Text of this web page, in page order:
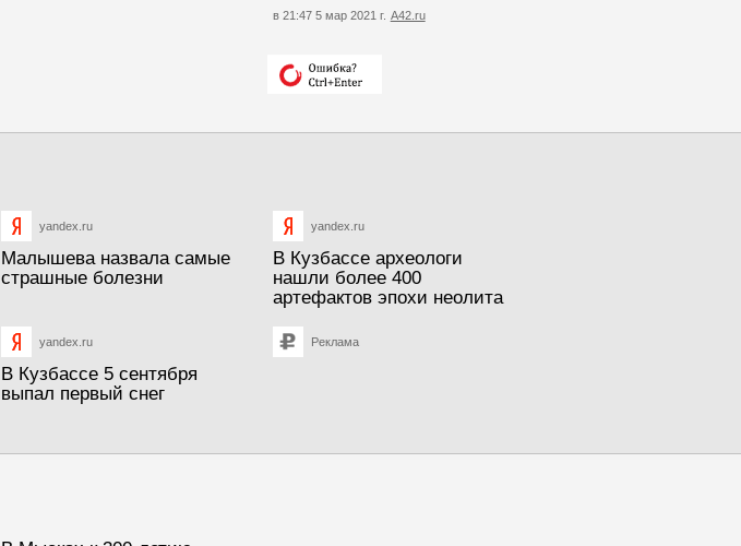
в 21:47 5 мар 2021 г. А42.ru
yandex.ru
Малышева назвала самые
страшные болезни
yandex.ru
В Кузбассе археологи
нашли более 400
артефактов эпохи неолита
yandex.ru
В Кузбассе 5 сентября
выпал первый снег
Реклама